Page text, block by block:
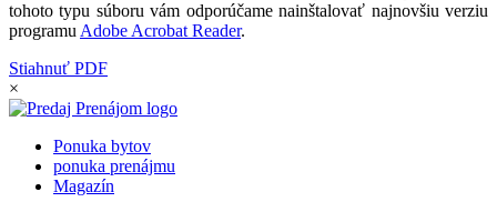
tohoto typu súboru vám odporúčame nainštalovať najnovšiu verziu
programu Adobe Acrobat Reader.
Stiahnuť PDF
×
Ponuka bytov
ponuka prenájmu
Magazín